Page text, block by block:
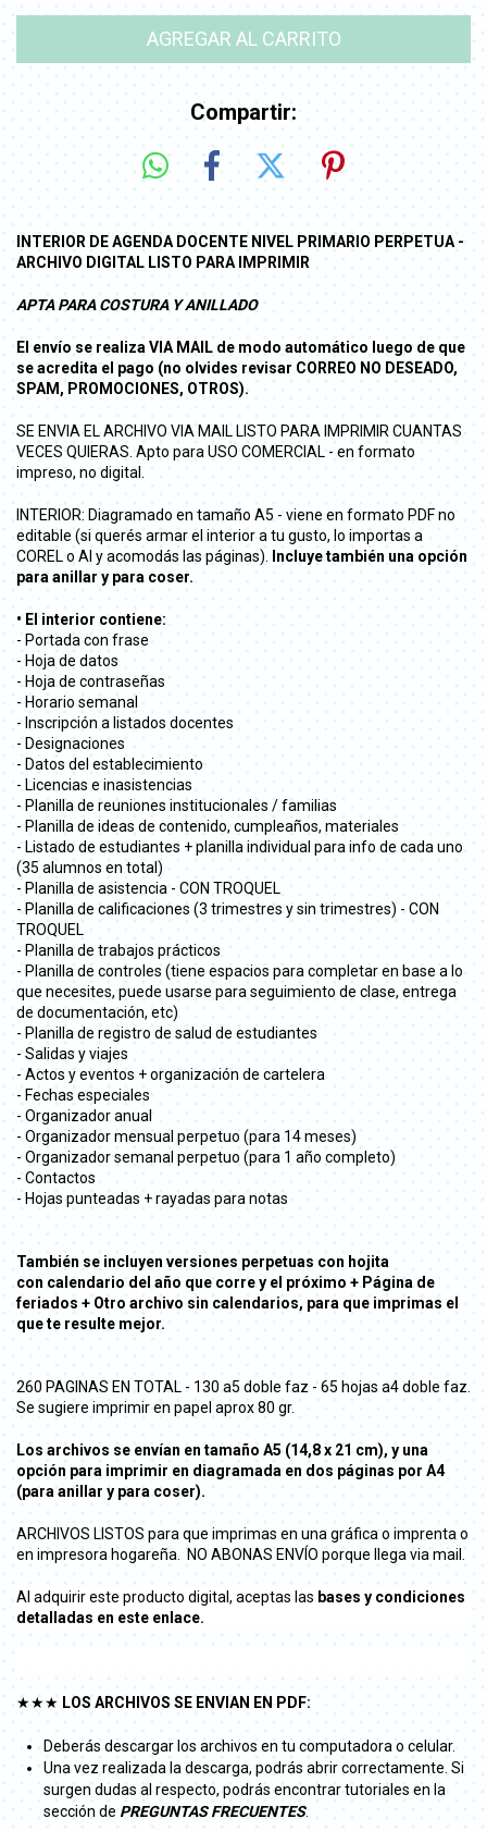
Compartir:
INTERIOR DE AGENDA DOCENTE NIVEL PRIMARIO PERPETUA -
ARCHIVO DIGITAL LISTO PARA IMPRIMIR
APTA PARA COSTURA Y ANILLADO
El envío se realiza VIA MAIL de modo automático luego de que
se acredita el pago (no olvides revisar CORREO NO DESEADO,
SPAM, PROMOCIONES, OTROS).
SE ENVIA EL ARCHIVO VIA MAIL LISTO PARA IMPRIMIR CUANTAS
VECES QUIERAS. Apto para USO COMERCIAL - en formato
impreso, no digital.
INTERIOR: Diagramado en tamaño A5 - viene en formato PDF no
editable (si querés armar el interior a tu gusto, lo importas a
COREL o AI y acomodás las páginas). Incluye también una opción
para anillar y para coser.
• El interior contiene:
- Portada con frase
- Hoja de datos
- Hoja de contraseñas
- Horario semanal
- Inscripción a listados docentes
- Designaciones
- Datos del establecimiento
- Licencias e inasistencias
- Planilla de reuniones institucionales / familias
- Planilla de ideas de contenido, cumpleaños, materiales
- Listado de estudiantes + planilla individual para info de cada uno
(35 alumnos en total)
- Planilla de asistencia - CON TROQUEL
- Planilla de calificaciones (3 trimestres y sin trimestres) - CON
TROQUEL
- Planilla de trabajos prácticos
- Planilla de controles (tiene espacios para completar en base a lo
que necesites, puede usarse para seguimiento de clase, entrega
de documentación, etc)
- Planilla de registro de salud de estudiantes
- Salidas y viajes
- Actos y eventos + organización de cartelera
- Fechas especiales
- Organizador anual
- Organizador mensual perpetuo (para 14 meses)
- Organizador semanal perpetuo (para 1 año completo)
- Contactos
- Hojas punteadas + rayadas para notas
También se incluyen versiones perpetuas con hojita
con calendario del año que corre y el próximo + Página de
feriados + Otro archivo sin calendarios, para que imprimas el
que te resulte mejor.
260 PAGINAS EN TOTAL - 130 a5 doble faz - 65 hojas a4 doble faz.
Se sugiere imprimir en papel aprox 80 gr.
Los archivos se envían en tamaño A5 (14,8 x 21 cm), y una
opción para imprimir en diagramada en dos páginas por A4
(para anillar y para coser).
ARCHIVOS LISTOS para que imprimas en una gráfica o imprenta o
en impresora hogareña. NO ABONAS ENVÍO porque llega via mail.
Al adquirir este producto digital, aceptas las bases y condiciones
detalladas en este enlace.
★★★ LOS ARCHIVOS SE ENVIAN EN PDF:
Deberás descargar los archivos en tu computadora o celular.
Una vez realizada la descarga, podrás abrir correctamente. Si
surgen dudas al respecto, podrás encontrar tutoriales en la
sección dePREGUNTAS FRECUENTES.